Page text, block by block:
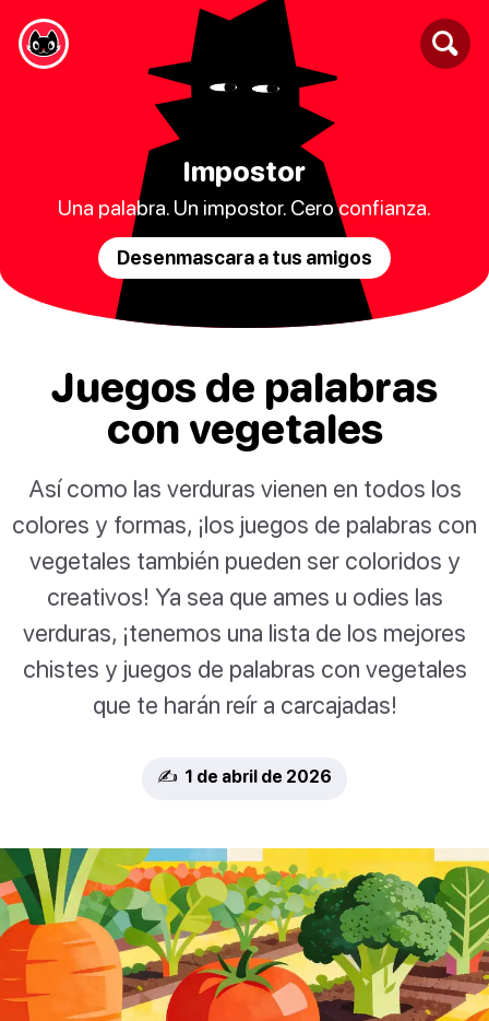
Impostor
Una palabra. Un impostor. Cero confianza.
Desenmascara a tus amigos
Juegos de palabras
con vegetales
Así como las verduras vienen en todos los
colores y formas, ¡los juegos de palabras con
vegetales también pueden ser coloridos y
creativos! Ya sea que ames u odies las
verduras, ¡tenemos una lista de los mejores
chistes y juegos de palabras con vegetales
que te harán reír a carcajadas!
✍️ 1 de abril de 2026